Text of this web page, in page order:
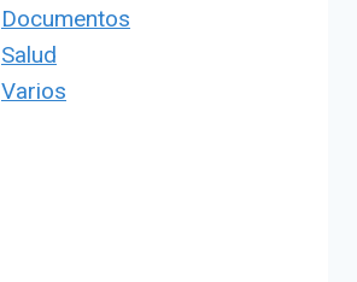
Documentos
Salud
Varios